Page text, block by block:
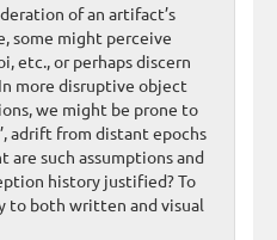
of an artifact’s
some might perceive
etc., or perhaps discern
more disruptive object
we might be prone to
adrift from distant epochs
are such assumptions and
history justified? To
to both written and visual